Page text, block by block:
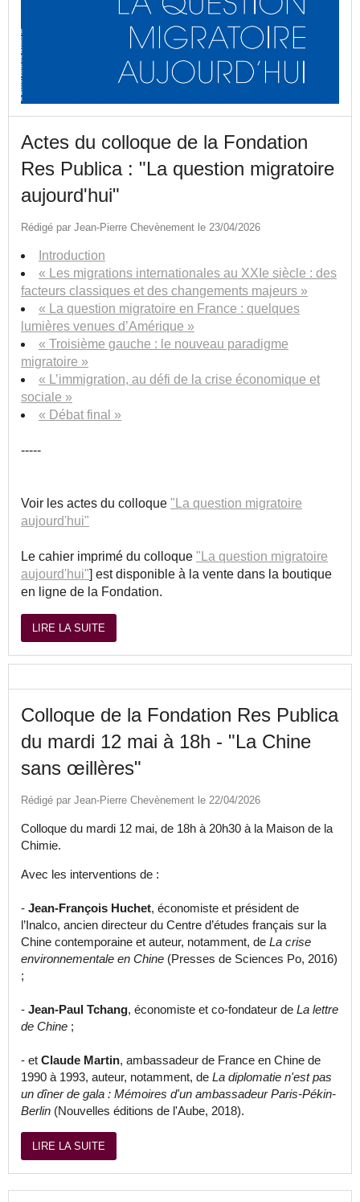
Actes du colloque de la Fondation
Res Publica : "La question migratoire
aujourd'hui"
Rédigé par Jean-Pierre Chevènement le 23/04/2026
Introduction
« Les migrations internationales au XXIe siècle : des
facteurs classiques et des changements majeurs »
« La question migratoire en France : quelques
lumières venues d’Amérique »
« Troisième gauche : le nouveau paradigme
migratoire »
« L’immigration, au défi de la crise économique et
sociale »
« Débat final »
-----
Voir les actes du colloque "La question migratoire
aujourd'hui"
Le cahier imprimé du colloque "La question migratoire
aujourd'hui"] est disponible à la vente dans la boutique
en ligne de la Fondation.
LIRE LA SUITE
Colloque de la Fondation Res Publica
du mardi 12 mai à 18h - "La Chine
sans œillères"
Rédigé par Jean-Pierre Chevènement le 22/04/2026
Colloque du mardi 12 mai, de 18h à 20h30 à la Maison de la
Chimie.
Avec les interventions de :
- Jean-François Huchet, économiste et président de
l’Inalco, ancien directeur du Centre d’études français sur la
Chine contemporaine et auteur, notamment, de La crise
environnementale en Chine (Presses de Sciences Po, 2016)
;
- Jean-Paul Tchang, économiste et co-fondateur de La lettre
de Chine ;
- et Claude Martin, ambassadeur de France en Chine de
1990 à 1993, auteur, notamment, de La diplomatie n'est pas
un dîner de gala : Mémoires d'un ambassadeur Paris-Pékin-
Berlin (Nouvelles éditions de l'Aube, 2018).
LIRE LA SUITE